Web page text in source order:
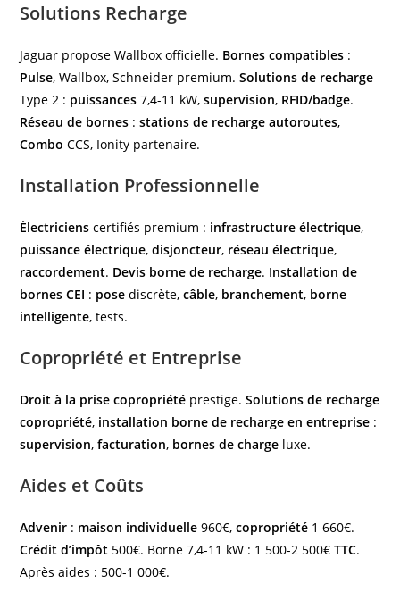
Solutions Recharge
Jaguar propose Wallbox officielle. Bornes compatibles :
Pulse, Wallbox, Schneider premium.Solutions de recharge
Type 2 : puissances 7,4-11 kW,supervision, RFID/badge.
Réseau de bornes :stations de recharge autoroutes,
Combo CCS, Ionity partenaire.
Installation Professionnelle
Électriciens certifiés premium : infrastructure électrique,
puissance électrique,disjoncteur, réseau électrique,
raccordement. Devis borne de recharge. Installation de
bornes CEI : pose discrète,câble, branchement, borne
intelligente, tests.
Copropriété et Entreprise
Droit à la prise copropriété prestige.Solutions de recharge
copropriété, installation borne de recharge en entreprise :
supervision,facturation, bornes de charge luxe.
Aides et Coûts
Advenir : maison individuelle 960€,copropriété 1 660€.
Crédit d’impôt 500€. Borne 7,4-11 kW : 1 500-2 500€TTC.
Après aides : 500-1 000€.